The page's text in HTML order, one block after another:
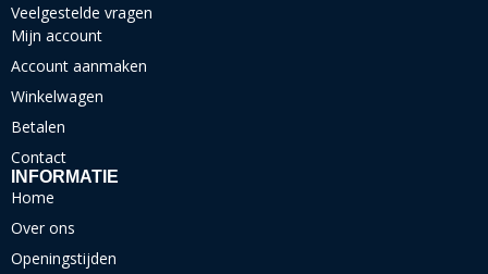
Veelgestelde vragen
Mijn account
Account aanmaken
Winkelwagen
Betalen
Contact
INFORMATIE
Home
Over ons
Openingstijden